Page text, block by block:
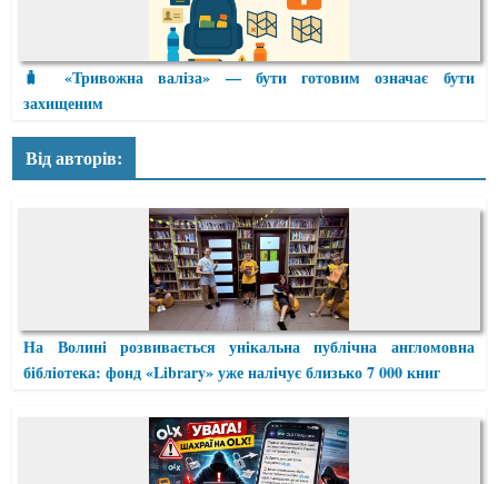
🧳 «Тривожна валіза» — бути готовим означає бути
захищеним
Від авторів:
На Волині розвивається унікальна публічна англомовна
бібліотека: фонд «Library» уже налічує близько 7 000 книг